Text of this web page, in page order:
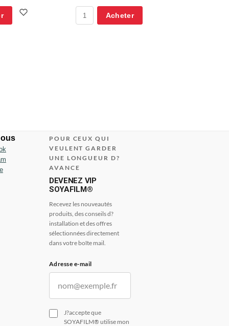
Acheter
POUR CEUX QUI
VEULENT GARDER
UNE LONGUEUR D?
AVANCE
DEVENEZ VIP
SOYAFILM®
Recevez les nouveautés
produits, des conseils d?
installation et des offres
sélectionnées directement
dans votre boîte mail.
Adresse e-mail
J?accepte que
SOYAFILM® utilise mon